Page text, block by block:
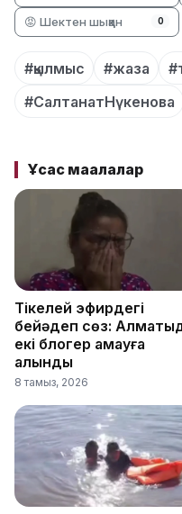
😡 Шектен шыққан 0
#қылмыс #жаза
#СалтанатНүкенова
Ұқсас мақалалар
Тікелей эфирдегі
бейәдеп сөз:
екі блогер қамауға
алынды
8 тамыз, 2026